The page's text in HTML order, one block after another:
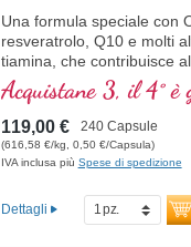
Una formula speciale con
resveratrolo, Q10 e molti
tiamina, che contribuisce
funzione cardiaca.
2)
Acquistane 3, il 4° è
119,00 € 240 Capsule
(616,58 €/kg, 0,50 €/Capsula)
IVA inclusa più Spese di spedizione
Dettagli